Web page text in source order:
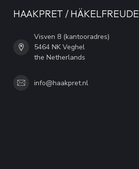
HAAKPRET / HÄKELFREUDE
Visven 8 (kantooradres)
5464 NK Veghel
the Netherlands
info@haakpret.nl